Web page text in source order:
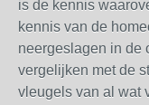
is de kennis
kennis van de
neergeslagen in de
vergelijken met de
vleugels van al wat